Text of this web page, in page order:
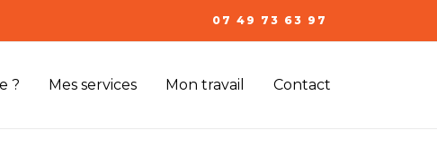
07 49 73 63 97
? Mes services Mon travail Contact